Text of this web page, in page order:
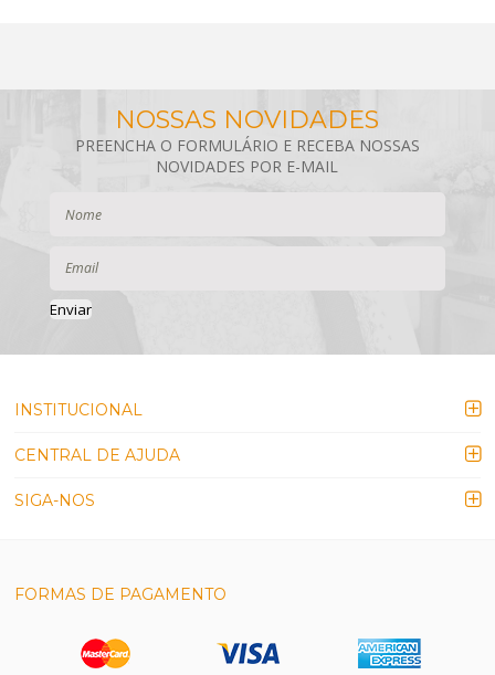
Enviar
INSTITUCIONAL
CENTRAL DE AJUDA
SIGA-NOS
FORMAS DE PAGAMENTO